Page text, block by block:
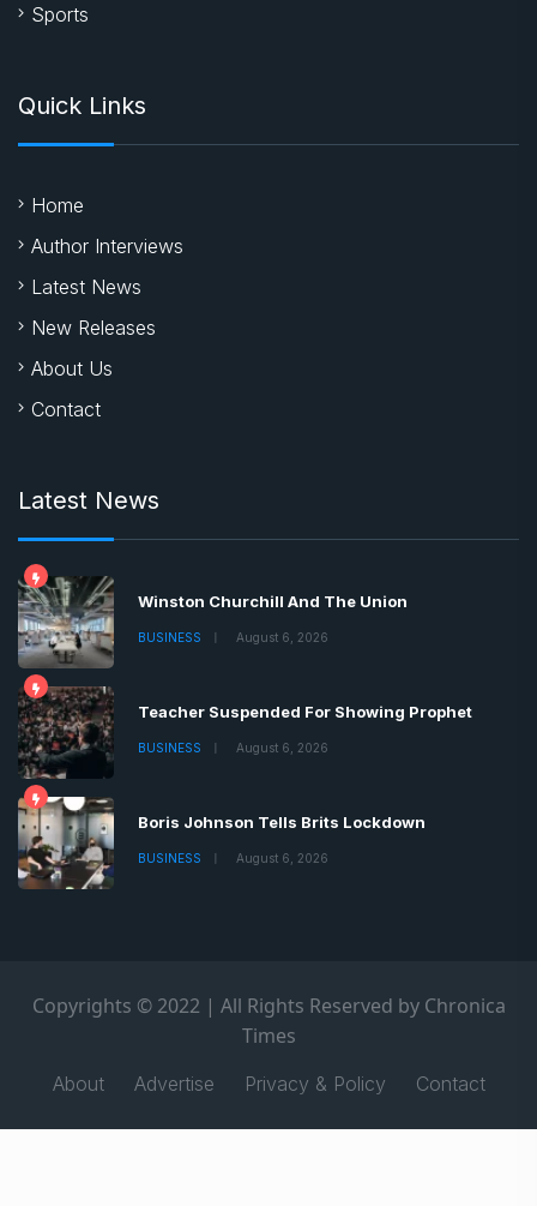
Sports
Quick Links
Home
Author Interviews
Latest News
New Releases
About Us
Contact
Latest News
Winston Churchill And The Union
BUSINESS August 6, 2026
Teacher Suspended For Showing Prophet
BUSINESS August 6, 2026
Boris Johnson Tells Brits Lockdown
BUSINESS August 6, 2026
Copyrights © 2022 | All Rights Reserved by Chronica
Times
About Advertise Privacy & Policy Contact